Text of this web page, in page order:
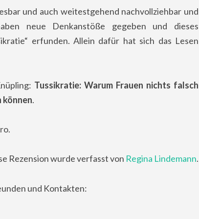
und auch weitestgehend nachvollziehbar und
neue Denkanstöße gegeben und dieses
erfunden. Allein dafür hat sich das Lesen
Tussikratie: Warum Frauen nichts falsch
können.
Rezension wurde verfasst von Regina Lindemann.
und Kontakten: